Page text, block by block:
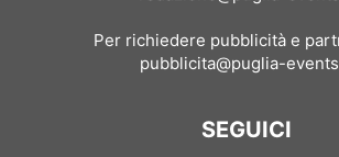
Per richiedere pubblicità e
pubblicita@puglia-
SEGUICI